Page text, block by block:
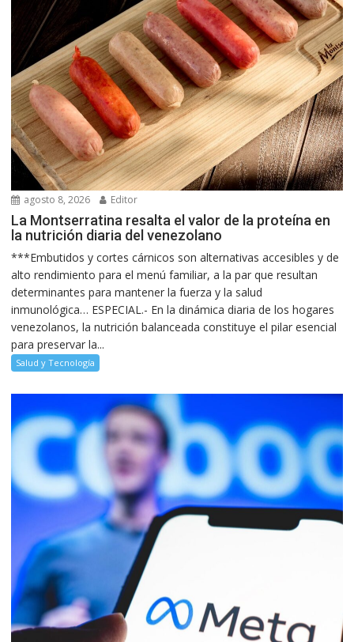
agosto 8, 2026 Editor
La Montserratina resalta el valor de la proteína en
la nutrición diaria del venezolano
***Embutidos y cortes cárnicos son alternativas accesibles y de
alto rendimiento para el menú familiar, a la par que resultan
determinantes para mantener la fuerza y la salud
inmunológica… ESPECIAL.- En la dinámica diaria de los hogares
venezolanos, la nutrición balanceada constituye el pilar esencial
para preservar la...
Salud y Tecnología